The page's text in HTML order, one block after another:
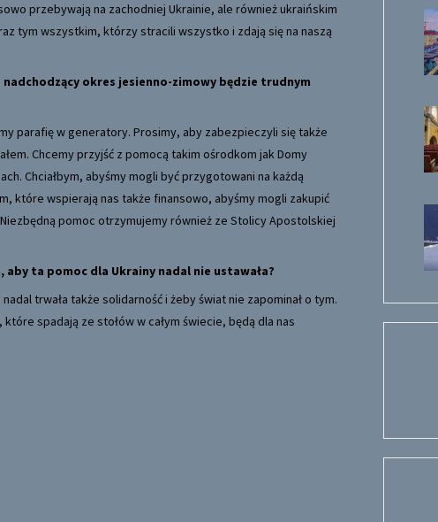
przebywają na zachodniej Ukrainie, ale również ukraińskim
tym wszystkim, którzy stracili wszystko i zdają się na naszą
nadchodzący okres jesienno-zimowy będzie trudnym
parafię w generatory. Prosimy, aby zabezpieczyli się także
Chcemy przyjść z pomocą takim ośrodkom jak Domy
Chciałbym, abyśmy mogli być przygotowani na każdą
które wspierają nas także finansowo, abyśmy mogli zakupić
pomoc otrzymujemy również ze Stolicy Apostolskiej
aby ta pomoc dla Ukrainy nadal nie ustawała?
trwała także solidarność i żeby świat nie zapominał o tym.
spadają ze stołów w całym świecie, będą dla nas